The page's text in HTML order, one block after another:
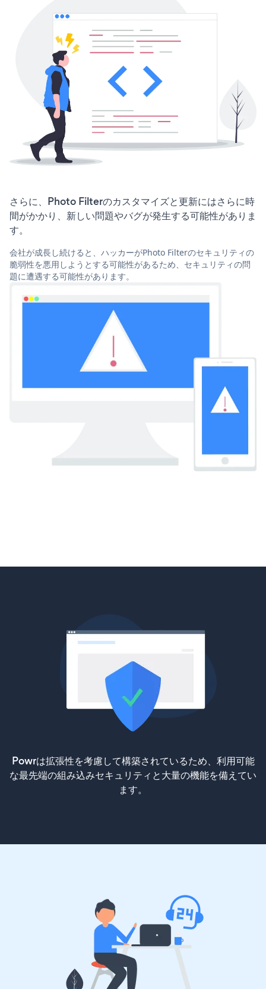
さらに、Photo Filterのカスタマイズと更新にはさらに時
間がかかり、新しい問題やバグが発生する可能性がありま
す。
会社が成長し続けると、ハッカーがPhoto Filterのセキュリティの
脆弱性を悪用しようとする可能性があるため、セキュリティの問
題に遭遇する可能性があります。
Powrは拡張性を考慮して構築されているため、利用可能
な最先端の組み込みセキュリティと大量の機能を備えてい
ます。